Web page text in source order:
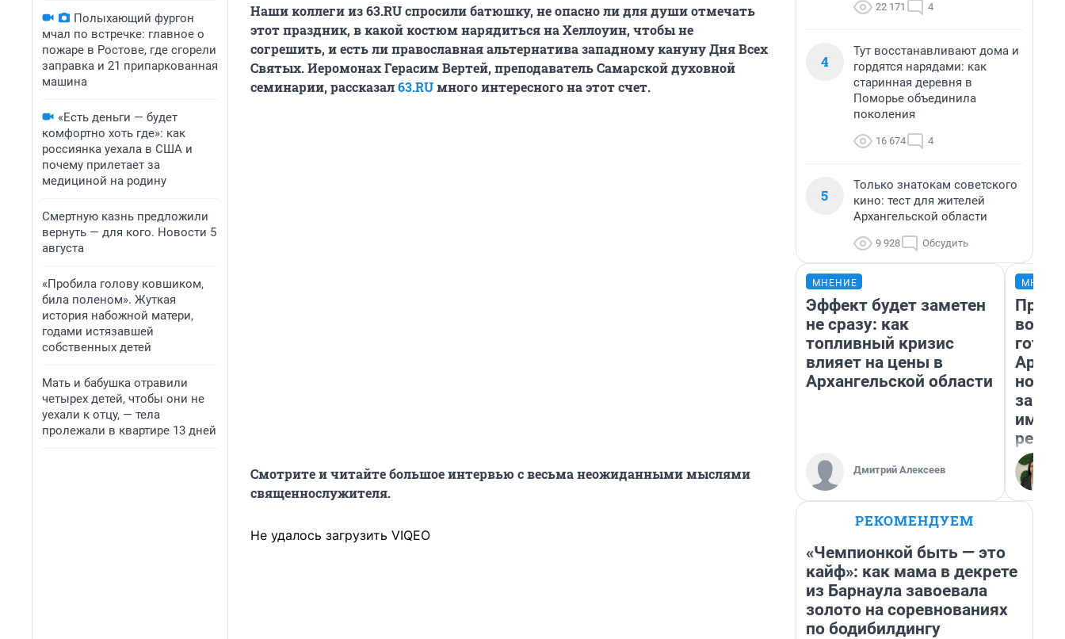
Полыхающий фургон
мчал по встречке: главное о
пожаре в Ростове, где сгорели
заправка и 21 припаркованная
машина
«Есть деньги — будет
комфортно хоть где»: как
россиянка уехала в США и
почему прилетает за
медициной на родину
Смертную казнь предложили
вернуть — для кого. Новости 5
августа
«Пробила голову ковшиком,
била поленом». Жуткая
история набожной матери,
годами истязавшей
собственных детей
Мать и бабушка отравили
четырех детей, чтобы они не
уехали к отцу, — тела
пролежали в квартире 13 дней
Наши коллеги из 63.RU спросили батюшку, не опасно ли для души отмечать
этот праздник, в какой костюм нарядиться на Хеллоуин, чтобы не
согрешить, и есть ли православная альтернатива западному кануну Дня Всех
Святых. Иеромонах Герасим Вертей, преподаватель Самарской духовной
семинарии, рассказал63.RUмного интересного на этот счет.
Смотрите и читайте большое интервью с весьма неожиданными мыслями
священнослужителя.
Не удалось загрузить VIQEO
22 171 4
4
Тут восстанавливают дома и
гордятся нарядами: как
старинная деревня в
Поморье объединила
поколения
16 674 4
5
Только знатокам советского
кино: тест для жителей
Архангельской области
9 928 Обсудить
МНЕНИЕ
Эффект будет заметен
не сразу: как
топливный кризис
влияет на цены в
Архангельской области
Дмитрий Алексеев
закон
РЕКОМЕНДУЕМ
«Чемпионкой быть — это
кайф»: как мама в декрете
из Барнаула завоевала
золото на соревнованиях
по бодибилдингу